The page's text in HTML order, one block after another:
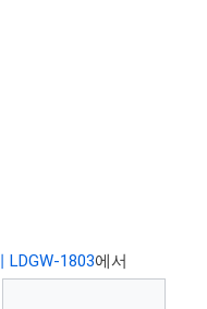
LDGW-1803에서